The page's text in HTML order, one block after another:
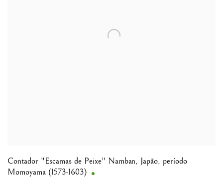
Contador "Escamas de Peixe" Namban, Japão, período
Momoyama (1573-1603)